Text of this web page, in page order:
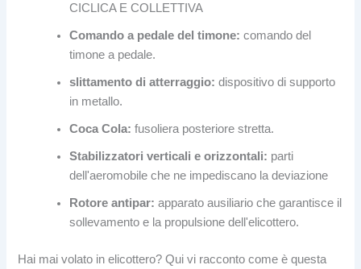
CICLICA E COLLETTIVA
Comando a pedale del timone: comando del
timone a pedale.
slittamento di atterraggio: dispositivo di supporto
in metallo.
Coca Cola: fusoliera posteriore stretta.
Stabilizzatori verticali e orizzontali: parti
dell'aeromobile che ne impediscano la deviazione
Rotore antipar: apparato ausiliario che garantisce il
sollevamento e la propulsione dell'elicottero.
Hai mai volato in elicottero? Qui vi racconto come è questa